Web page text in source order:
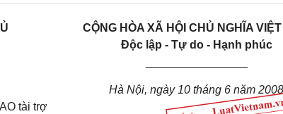
CỘNG HÒA XÃ HỘI CHỦ NGHĨA
Độc lập - Tự do - Hạnh phúc
tài trợ
Hà Nội, ngày 10 tháng 6 năm 2008